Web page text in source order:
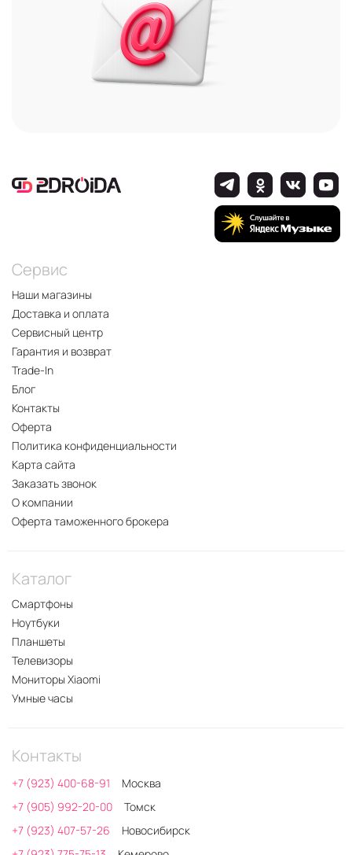
Сервис
Наши магазины
Доставка и оплата
Сервисный центр
Гарантия и возврат
Trade-In
Блог
Контакты
Оферта
Политика конфиденциальности
Карта сайта
Заказать звонок
О компании
Оферта таможенного брокера
Каталог
Смартфоны
Ноутбуки
Планшеты
Телевизоры
Мониторы Xiaomi
Умные часы
Контакты
+7 (923) 400-68-91
Москва
+7 (905) 992-20-00
Томск
+7 (923) 407-57-26
Новосибирск